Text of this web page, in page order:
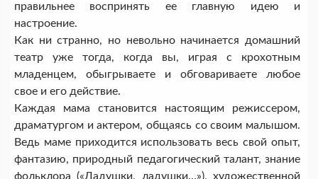
правильнее воспринять ее главную идею и
настроение.
Как ни странно, но невольно начинается домашний
театр уже тогда, когда вы, играя с крохотным
младенцем, обыгрываете и обговариваете любое
свое и его действие.
Каждая мама становится настоящим режиссером,
драматургом и актером, общаясь со своим малышом.
Ведь маме приходится использовать весь свой опыт,
фантазию, природный педагогический талант, знание
фольклора («Ладушки, ладушки…»), художественной